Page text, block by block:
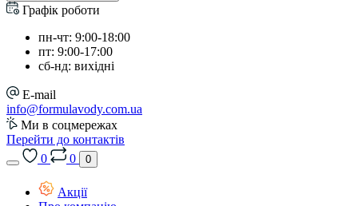
Графік роботи
пн-чт: 9:00-18:00
пт: 9:00-17:00
сб-нд: вихідні
E-mail
info@formulavody.com.ua
Ми в соцмережах
Перейти до контактів
0
0 0
Акції